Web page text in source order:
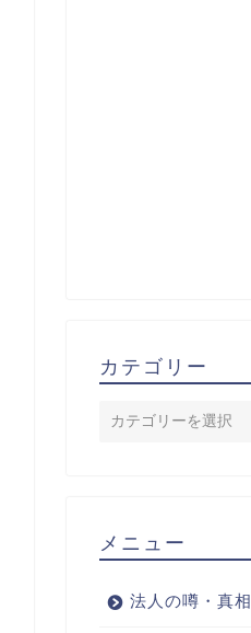
カテゴリー
メニュー
法人の噂・真相